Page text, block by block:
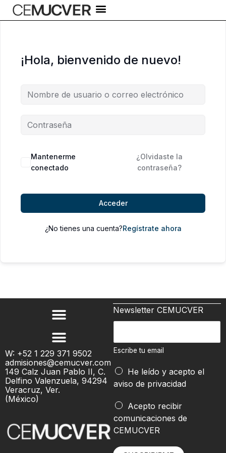
al
¡Hola, bienvenido de nuevo!
Alternative:
Mantenerme
conectado
¿Olvidaste la
contraseña?
Acceder
¿No tienes una cuenta?Regístrate ahora
W: +52 1 229 371 9502
admisiones@cemucver.com
149 Calz Juan Pablo II, C.
Delfino Valenzuela, 94294
Veracruz, Ver.
(México)
Newsletter CEMUCVER
c
i
b
e
u
e
m
Escribe tu email
He leído y acepto el
aviso de privacidad
e
a
l
Acepto recibir
comunicaciones de
CEMUCVER